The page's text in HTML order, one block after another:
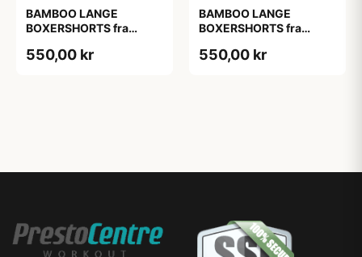
BAMBOO LANGE
BOXERSHORTS fra
Sort/Rød | Grå | Hvid 6-
550,00 kr
BAMBOO LANGE
BOXERSHORTS fra
Sort/Rød | Grå | Hvid 6-
550,00 kr